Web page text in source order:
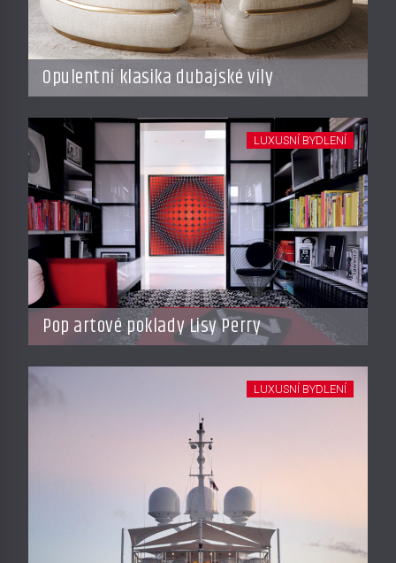
Opulentní klasika dubajské vily
Pop artové poklady Lisy Perry
LUXUSNÍ BYDLENÍ
LUXUSNÍ BYDLENÍ